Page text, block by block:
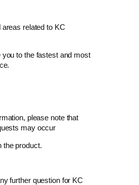
areas related to KC
you to the fastest and most
please note that
may occur
the product.
further question for KC